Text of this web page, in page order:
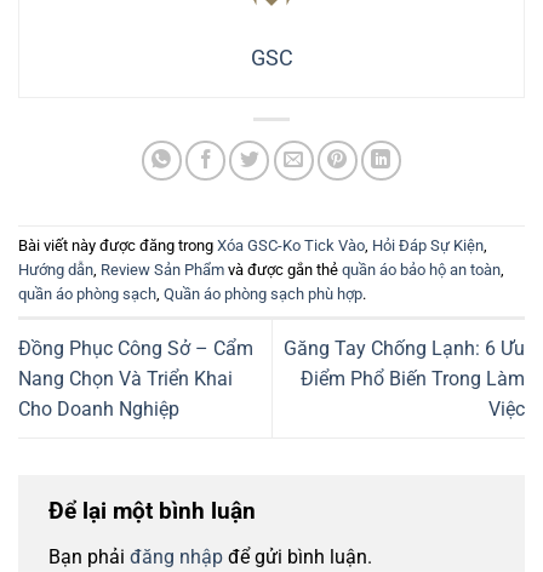
GSC
Bài viết này được đăng trong Xóa GSC-Ko Tick Vào, Hỏi Đáp Sự Kiện,
Hướng dẫn, Review Sản Phẩm và được gắn thẻ quần áo bảo hộ an toàn,
quần áo phòng sạch, Quần áo phòng sạch phù hợp.
Đồng Phục Công Sở – Cẩm
Nang Chọn Và Triển Khai
Cho Doanh Nghiệp
Găng Tay Chống Lạnh: 6 Ưu
Điểm Phổ Biến Trong Làm
Việc
Để lại một bình luận
Bạn phải đăng nhập để gửi bình luận.